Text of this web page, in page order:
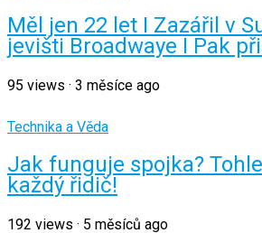
Měl jen 22 let I Zazářil v
jevišti Broadwaye I Pak
95 views · 3 měsíce ago
Technika a Věda
Jak funguje spojka?
každý řidič!
192 views · 5 měsíců ago